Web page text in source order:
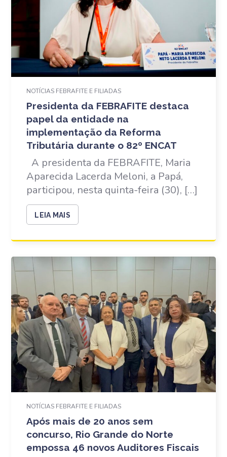
NOTÍCIAS FEBRAFITE E FILIADAS
Presidenta da FEBRAFITE destaca
papel da entidade na
implementação da Reforma
Tributária durante o 82º ENCAT
A presidenta da FEBRAFITE, Maria
Aparecida Lacerda Meloni, a Papá,
participou, nesta quinta-feira (30), […]
LEIA MAIS
NOTÍCIAS FEBRAFITE E FILIADAS
Após mais de 20 anos sem
concurso, Rio Grande do Norte
empossa 46 novos Auditores Fiscais